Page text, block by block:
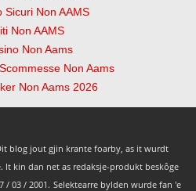
Sicuri Non AAMS
Non AAMS
Non Aams
Non Aams
Non Aams 2026
blog jout gjin krante foarby, as it wurdt
It kin dan net as redaksje-produkt beskôge
/ 03 / 2001. Selektearre bylden wurde fan 'e